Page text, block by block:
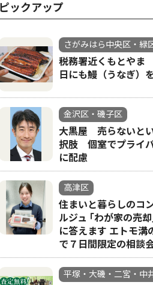
ピックアップ
さがみはら中央区・緑
税務署近くもとやま
日にも鰻（うなぎ）
金沢区・磯子区
大黒屋 売らないと
択肢 個室でプライ
に配慮
高津区
住まいと暮らしのコ
ルジュ ｢わが家の売
に答えます エトモ溝
で７日間限定の相談
平塚・大磯・二宮・中